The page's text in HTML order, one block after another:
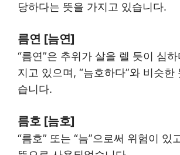
당하다는 뜻을 가지고 있습니다.
름연 [늠연]
“름연”은 추위가 살을 렐 듯이 심
지고 있으며, “늠호하다”와 비슷한
습니다.
름호 [늠호]
“름호” 또는 “늠”으로써 위험이 있